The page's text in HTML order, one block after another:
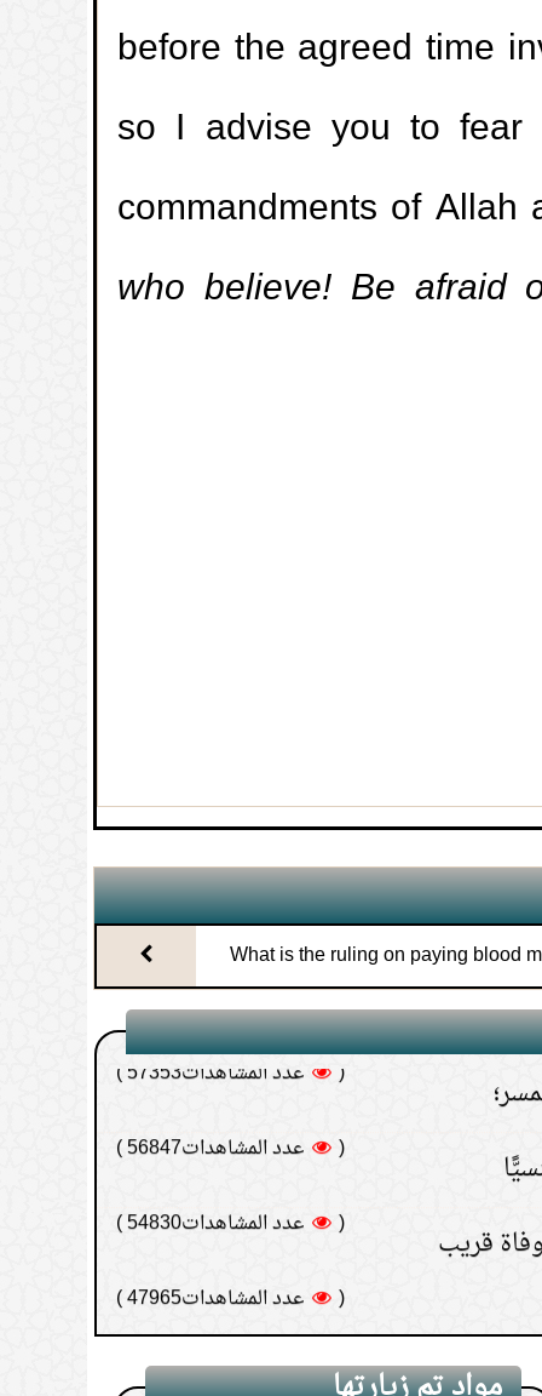
before the agreed time
so I advise you to
commandments of
who believe! Be afraid
What is the ruling on paying blood
insurance?
( عدد المشاهدات135206 )
اللولب ( عدد المشاهدات108523 )
والزواج ونحو ذلك
تتم الصفقة؟
بماء السدر وماء زمزم المقروء عليه
( عدد المشاهدات61607 )
( عدد المشاهدات58364 ) يجوز؟
( عدد المشاهدات57353 )
( عدد المشاهدات56847 )
( عدد المشاهدات54830 ) قريب
( عدد المشاهدات47965 )